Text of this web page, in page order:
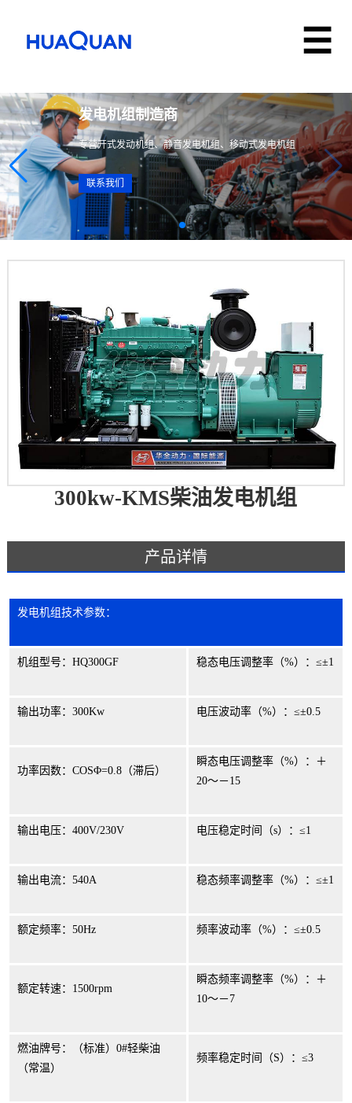
发电机组制造商
专营开式发动机组、静音发电机组、移动式发电机组
联系我们
300kw-KMS柴油发电机组
产品详情
发电机组技术参数：
机组型号： HQ300GF 稳态电压调整率（%）： ≤±1
输出功率： 300Kw 电压波动率（%）： ≤±0.5
功率因数： COSΦ=0.8（滞后）
瞬态电压调整率（%）：＋
20～－ 15
输出电压： 400V/230V 电压稳定时间（s）： ≤1
输出电流： 540A 稳态频率调整率（%）： ≤±1
额定频率： 50Hz 频率波动率（%）： ≤±0.5
额定转速： 1500rpm
瞬态频率调整率（%）：＋
10～－ 7
燃油牌号：（标准） 0#轻柴油
（常温）
频率稳定时间（S）： ≤3